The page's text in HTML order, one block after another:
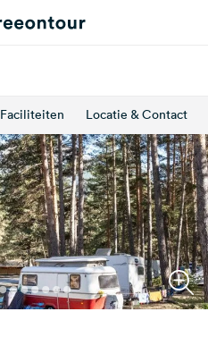
Faciliteiten Locatie & Contact